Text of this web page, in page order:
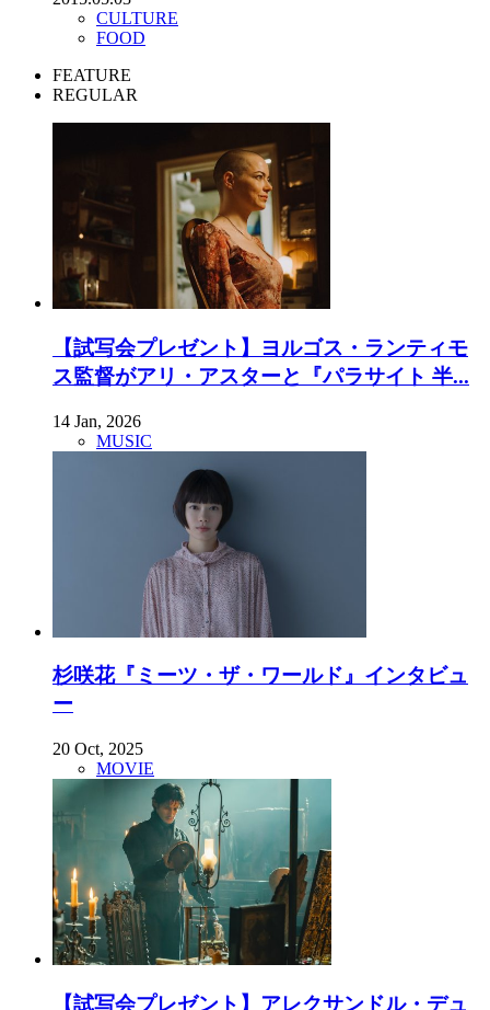
CULTURE
FOOD
FEATURE
REGULAR
【試写会プレゼント】ヨルゴス・ランティモ
ス監督がアリ・アスターと『パラサイト 半...
14 Jan, 2026
MUSIC
杉咲花『ミーツ・ザ・ワールド』インタビュ
ー
20 Oct, 2025
MOVIE
【試写会プレゼント】アレクサンドル・デュ